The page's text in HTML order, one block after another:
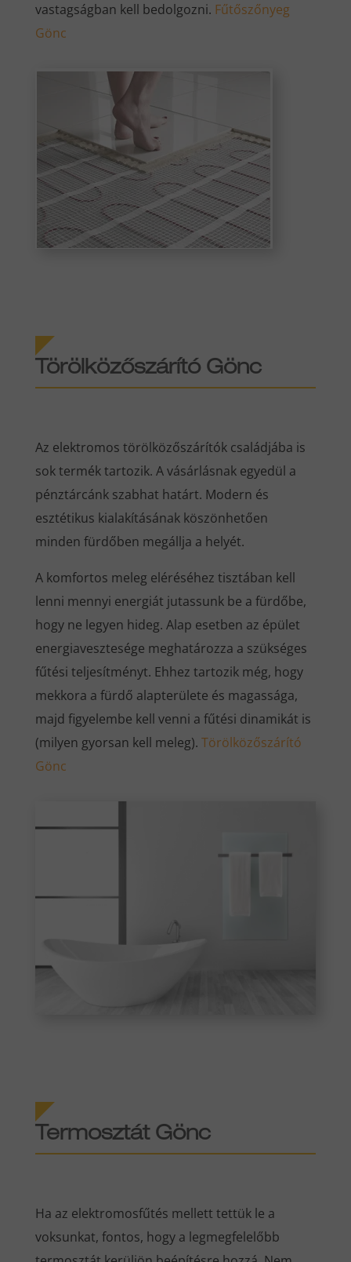
vastagságban kell bedolgozni. Fűtőszőnyeg
Gönc
Törölközőszárító Gönc
Az elektromos törölközőszárítók családjába is
sok termék tartozik. A vásárlásnak egyedül a
pénztárcánk szabhat határt. Modern és
esztétikus kialakításának köszönhetően
minden fürdőben megállja a helyét.
A komfortos meleg eléréséhez tisztában kell
lenni mennyi energiát jutassunk be a fürdőbe,
hogy ne legyen hideg. Alap esetben az épület
energiavesztesége meghatározza a szükséges
fűtési teljesítményt. Ehhez tartozik még, hogy
mekkora a fürdő alapterülete és magassága,
majd figyelembe kell venni a fűtési dinamikát is
(milyen gyorsan kell meleg). Törölközőszárító
Gönc
Termosztát Gönc
Ha az elektromosfűtés mellett tettük le a
voksunkat, fontos, hogy a legmegfelelőbb